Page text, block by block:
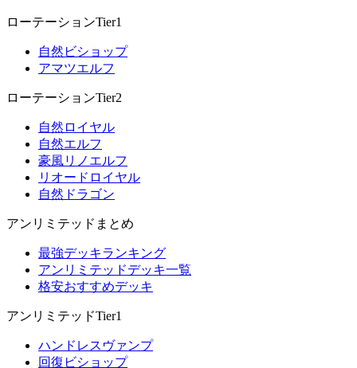
ローテーションTier1
自然ビショップ
アマツエルフ
ローテーションTier2
自然ロイヤル
自然エルフ
豪風リノエルフ
リオードロイヤル
自然ドラゴン
アンリミテッドまとめ
最強デッキランキング
アンリミテッドデッキ一覧
格安おすすめデッキ
アンリミテッドTier1
ハンドレスヴァンプ
回復ビショップ